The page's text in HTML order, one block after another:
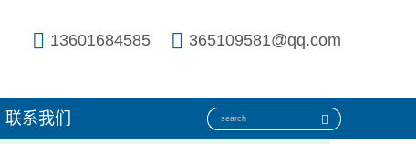
365109581@qq.com
13601684585
联系我们